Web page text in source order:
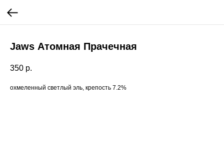
Jaws Атомная Прачечная
350 р.
охмеленный светлый эль, крепость 7.2%